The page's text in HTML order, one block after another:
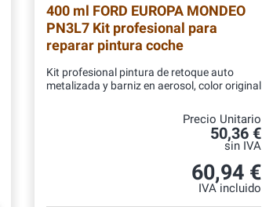
400 ml FORD EUROPA MONDEO
PN3L7 Kit profesional para
reparar pintura coche
Kit profesional pintura de retoque auto
metalizada y barniz en aerosol, color original
Precio Unitario
50,36 €
sin IVA
60,94 €
IVA incluido